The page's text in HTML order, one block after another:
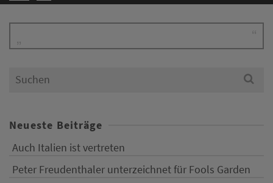
Search
Neueste Beiträge
Auch Italien ist vertreten
Peter Freudenthaler unterzeichnet für Fools Garden